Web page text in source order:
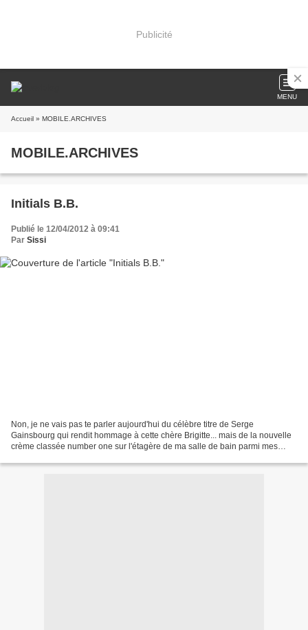
Publicité
MENU
Accueil » MOBILE.ARCHIVES
MOBILE.ARCHIVES
Initials B.B.
Publié le 12/04/2012 à 09:41
Par Sissi
Non, je ne vais pas te parler aujourd'hui du célèbre titre de Serge
Gainsbourg qui rendit hommage à cette chère Brigitte... mais de la nouvelle
crème classée number one sur l'étagère de ma salle de bain parmi mes